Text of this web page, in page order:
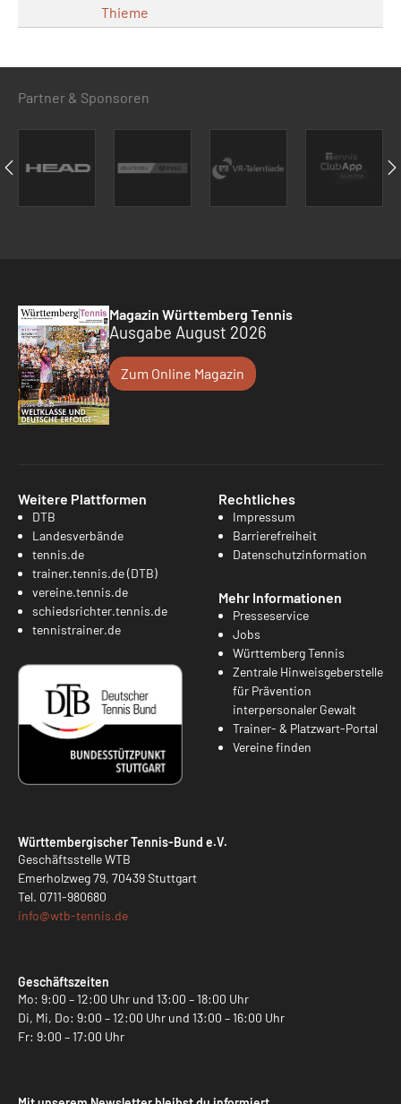
Thieme
Partner & Sponsoren
Magazin Württemberg Tennis
Ausgabe August 2026
Zum Online Magazin
Weitere Plattformen
DTB
Landesverbände
tennis.de
trainer.tennis.de (DTB)
vereine.tennis.de
schiedsrichter.tennis.de
tennistrainer.de
Rechtliches
Impressum
Barrierefreiheit
Datenschutzinformation
Mehr Informationen
Presseservice
Jobs
Württemberg Tennis
Zentrale Hinweisgeberstelle
für Prävention
interpersonaler Gewalt
Trainer- & Platzwart-Portal
Vereine finden
Württembergischer Tennis-Bund e.V.
Geschäftsstelle WTB
Emerholzweg 79, 70439 Stuttgart
Tel. 0711-980680
info@wtb-tennis.de
Geschäftszeiten
Mo: 9:00 – 12:00 Uhr und 13:00 – 18:00 Uhr
Di, Mi, Do: 9:00 – 12:00 Uhr und 13:00 – 16:00 Uhr
Fr: 9:00 – 17:00 Uhr